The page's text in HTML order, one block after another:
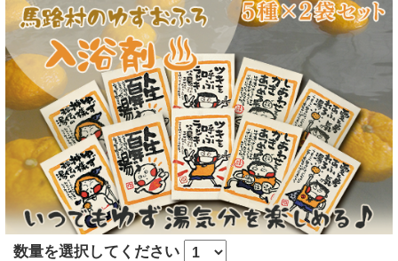
数量を選択してください